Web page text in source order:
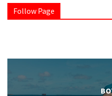
Follow Page